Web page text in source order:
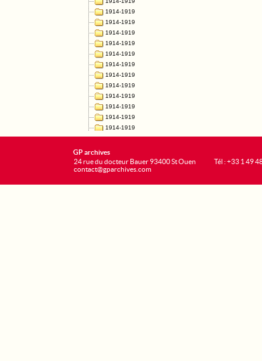
GP archives
24 rue du docteur Bauer 93400 St Ouen
contact@gparchives.com
Tél : +33 1 49